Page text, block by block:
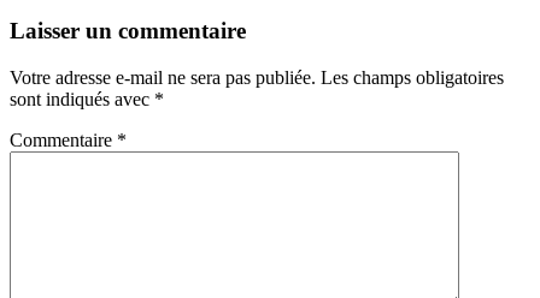
Laisser un commentaire
Votre adresse e-mail ne sera pas publiée. Les champs obligatoires
sont indiqués avec *
Commentaire *